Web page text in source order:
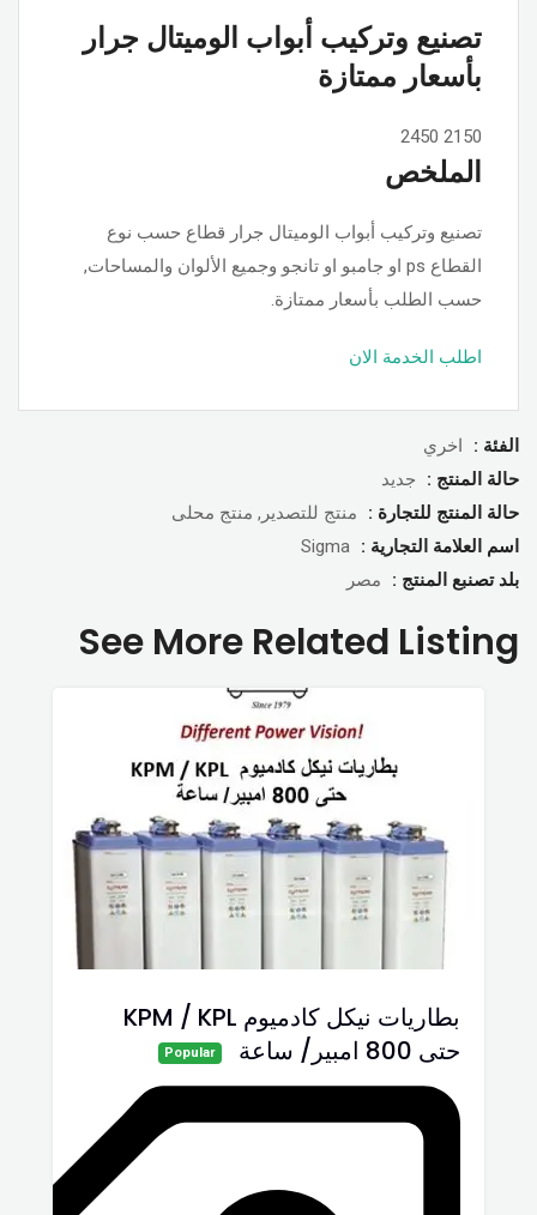
تصنيع وتركيب أبواب الوميتال جرار
بأسعار ممتازة
2150
2450
الملخص
تصنيع وتركيب أبواب الوميتال جرار قطاع حسب نوع
القطاع ps او جامبو او تانجو وجميع الألوان والمساحات,
حسب الطلب بأسعار ممتازة.
اطلب الخدمة الان
الفئة :
اخري
حالة المنتج :
جديد
حالة المنتج للتجارة :
منتج للتصدير, منتج محلى
اسم العلامة التجارية : Sigma
بلد تصنبع المنتج :
مصر
See More Related Listing
بطاريات نيكل كادميوم KPM / KPL
حتى 800 امبير/ ساعة
Popular